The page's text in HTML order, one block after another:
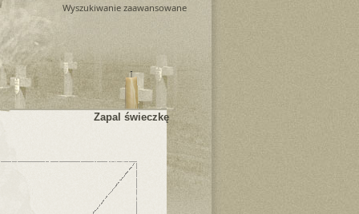
Wyszukiwanie zaawansowane
Zapal świeczkę